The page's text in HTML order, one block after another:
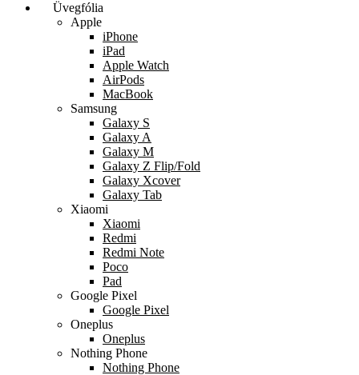
Üvegfólia
Apple
iPhone
iPad
Apple Watch
AirPods
MacBook
Samsung
Galaxy S
Galaxy A
Galaxy M
Galaxy Z Flip/Fold
Galaxy Xcover
Galaxy Tab
Xiaomi
Xiaomi
Redmi
Redmi Note
Poco
Pad
Google Pixel
Google Pixel
Oneplus
Oneplus
Nothing Phone
Nothing Phone